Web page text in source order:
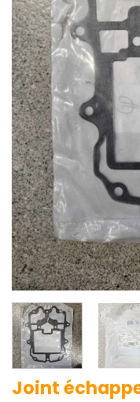
Joint